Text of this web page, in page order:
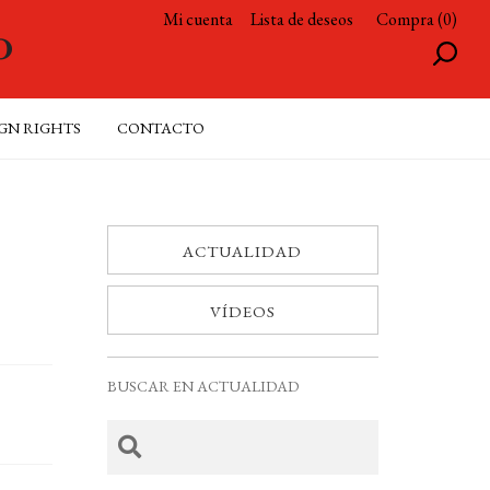
Mi cuenta Lista de deseos Compra (0)
RIGHTS CONTACTO
ACTUALIDAD
VÍDEOS
BUSCAR EN ACTUALIDAD